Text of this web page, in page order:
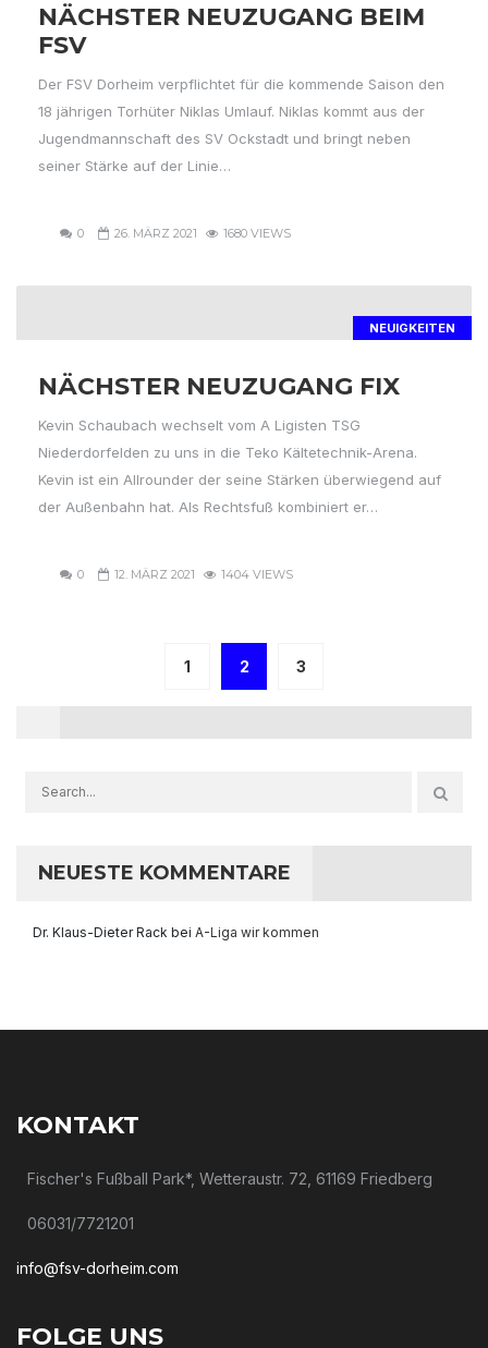
NÄCHSTER NEUZUGANG BEIM
FSV
Der FSV Dorheim verpflichtet für die kommende Saison den
18 jährigen Torhüter Niklas Umlauf. Niklas kommt aus der
Jugendmannschaft des SV Ockstadt und bringt neben
seiner Stärke auf der Linie…
0 26. MÄRZ 2021 1680 VIEWS
NEUIGKEITEN
NÄCHSTER NEUZUGANG FIX
Kevin Schaubach wechselt vom A Ligisten TSG
Niederdorfelden zu uns in die Teko Kältetechnik-Arena.
Kevin ist ein Allrounder der seine Stärken überwiegend auf
der Außenbahn hat. Als Rechtsfuß kombiniert er…
0 12. MÄRZ 2021 1404 VIEWS
1 2 3
NEUESTE KOMMENTARE
Dr. Klaus-Dieter Rack bei A-Liga wir kommen
KONTAKT
Fischer's Fußball Park*, Wetteraustr. 72, 61169 Friedberg
06031/7721201
info@fsv-dorheim.com
FOLGE UNS